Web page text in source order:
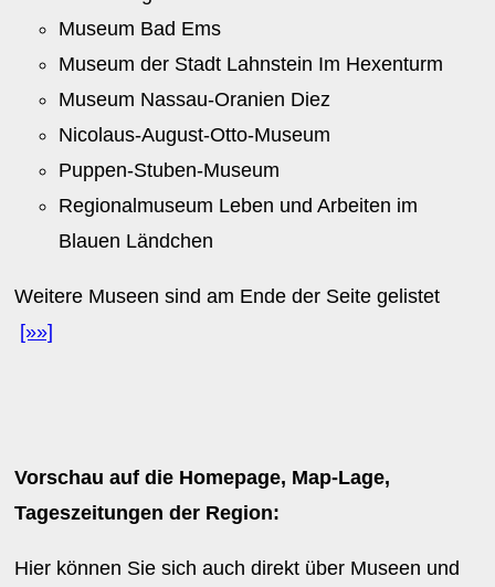
Museum Bad Ems
Museum der Stadt Lahnstein Im Hexenturm
Museum Nassau-Oranien Diez
Nicolaus-August-Otto-Museum
Puppen-Stuben-Museum
Regionalmuseum Leben und Arbeiten im
Blauen Ländchen
Weitere Museen sind am Ende der Seite gelistet
[»»]
Vorschau auf die Homepage, Map-Lage,
Tageszeitungen der Region:
Hier können Sie sich auch direkt über Museen und